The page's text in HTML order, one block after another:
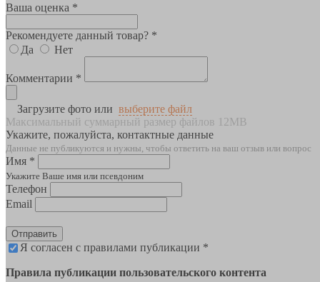
Ваша оценка *
Рекомендуете данный товар? *
Да
Нет
Комментарии *
Загрузите фото или выберите файл
Максимальный суммарный размер файлов 12MB
Укажите, пожалуйста, контактные данные
Данные не публикуются и нужны, чтобы ответить на ваш отзыв или вопрос
Имя *
Укажите Ваше имя или псевдоним
Телефон
Email
Отправить
Я согласен с правилами публикации *
Правила публикации пользовательского контента